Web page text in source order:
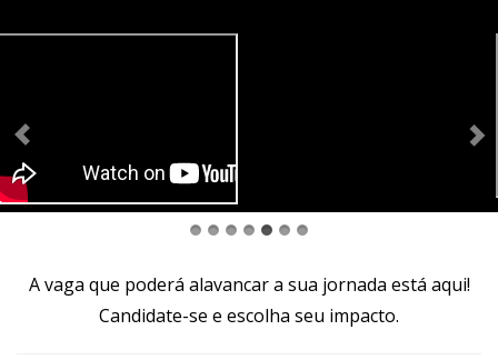
A vaga que poderá alavancar a sua jornada está aqui!
Candidate-se e escolha seu impacto.